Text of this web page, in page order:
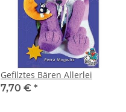
Gefilztes Bären Allerlei
7,70 € *